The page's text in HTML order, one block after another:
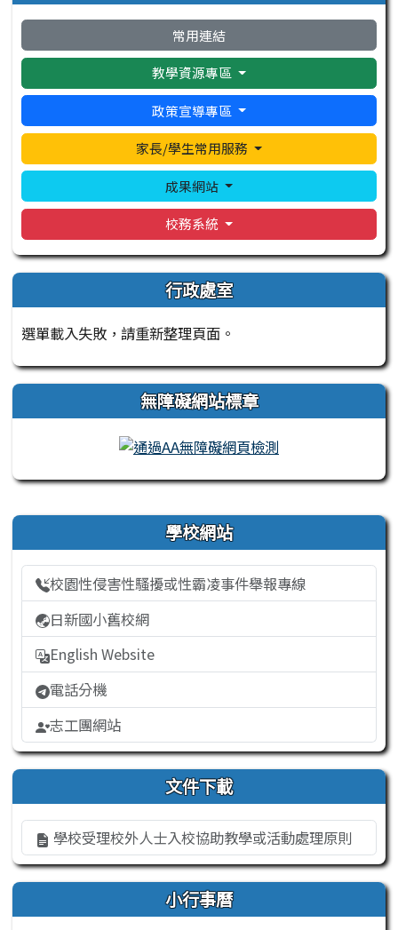
常用連結
教學資源專區
政策宣導專區
家長/學生常用服務
成果網站
校務系統
行政處室
選單載入失敗，請重新整理頁面。
無障礙網站標章
右邊區域內容 學校網站
校園性侵害性騷擾或性霸凌事件舉報專線
日新國小舊校網
English Website
電話分機
志工團網站
文件下載
學校受理校外人士入校協助教學或活動處理原則
小行事曆